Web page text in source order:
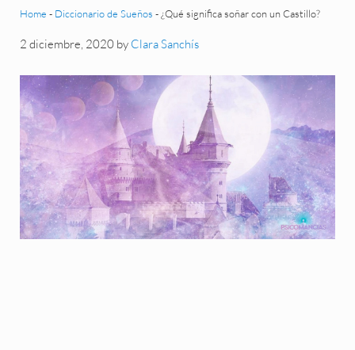
Home - Diccionario de Sueños -¿Qué significa soñar con un Castillo?
2 diciembre, 2020 by Clara Sanchís